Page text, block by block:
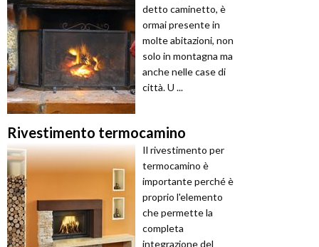
detto caminetto, è
ormai presente in
molte abitazioni, non
solo in montagna ma
anche nelle case di
città. U ...
Rivestimento termocamino
Il rivestimento per
termocamino è
importante perché è
proprio l'elemento
che permette la
completa
integrazione del